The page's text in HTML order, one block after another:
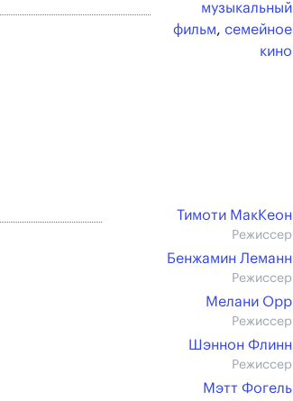
музыкальный
фильм, семейное
кино
Тимоти МакКеон
Режиссер
Бенжамин Леманн
Режиссер
Мелани Орр
Режиссер
Шэннон Флинн
Режиссер
Мэтт Фогель